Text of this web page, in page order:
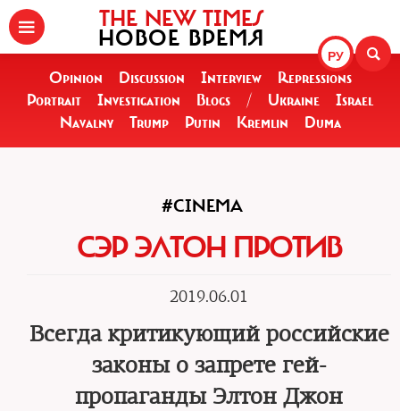
РУ
THE NEW TIMES
НОВОЕ ВРЕМЯ
Opinion Discussion Interview
Repressions
Portrait
Investigation Blogs / Ukraine
Israel
Navalny
Trump Putin Kremlin Duma
#CINEMA
СЭР ЭЛТОН ПРОТИВ
2019.06.01
Всегда критикующий российские
законы о запрете гей-
пропаганды Элтон Джон